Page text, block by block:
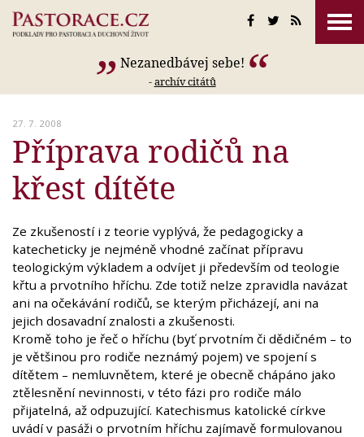
Nezanedbávej sebe!
-archív citátů
27. 7. 2008
Příprava rodičů na
křest dítěte
Ze zkušeností i z teorie vyplývá, že pedagogicky a
katecheticky je nejméně vhodné začínat přípravu
teologickým výkladem a odvíjet ji především od teologie
křtu a prvotního hříchu. Zde totiž nelze zpravidla navázat
ani na očekávání rodičů, se kterým přicházejí, ani na
jejich dosavadní znalosti a zkušenosti.
Kromě toho je řeč o hříchu (byť prvotním či dědičném – to
je většinou pro rodiče neznámý pojem) ve spojení s
dítětem – nemluvnětem, které je obecně chápáno jako
ztělesnění nevinnosti, v této fázi pro rodiče málo
přijatelná, až odpuzující. Katechismus katolické církve
uvádí v pasáži o prvotním hříchu zajímavě formulovanou